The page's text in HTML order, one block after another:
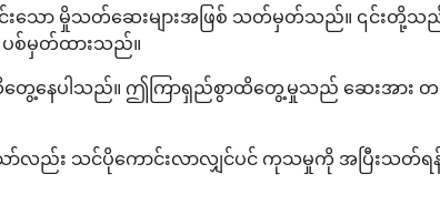
းသော မှိုသတ်ဆေးများအဖြစ် သတ်မှတ်သည်။ ၎င်းတို့
ပစ်မှတ်ထားသည်။
ထိတွေ့နေပါသည်။ ဤကြာရှည်စွာထိတွေ့မှုသည် ဆေးအာ
ည်း သင်ပိုကောင်းလာလျှင်ပင် ကုသမှုကို အပြီးသတ်ရန်